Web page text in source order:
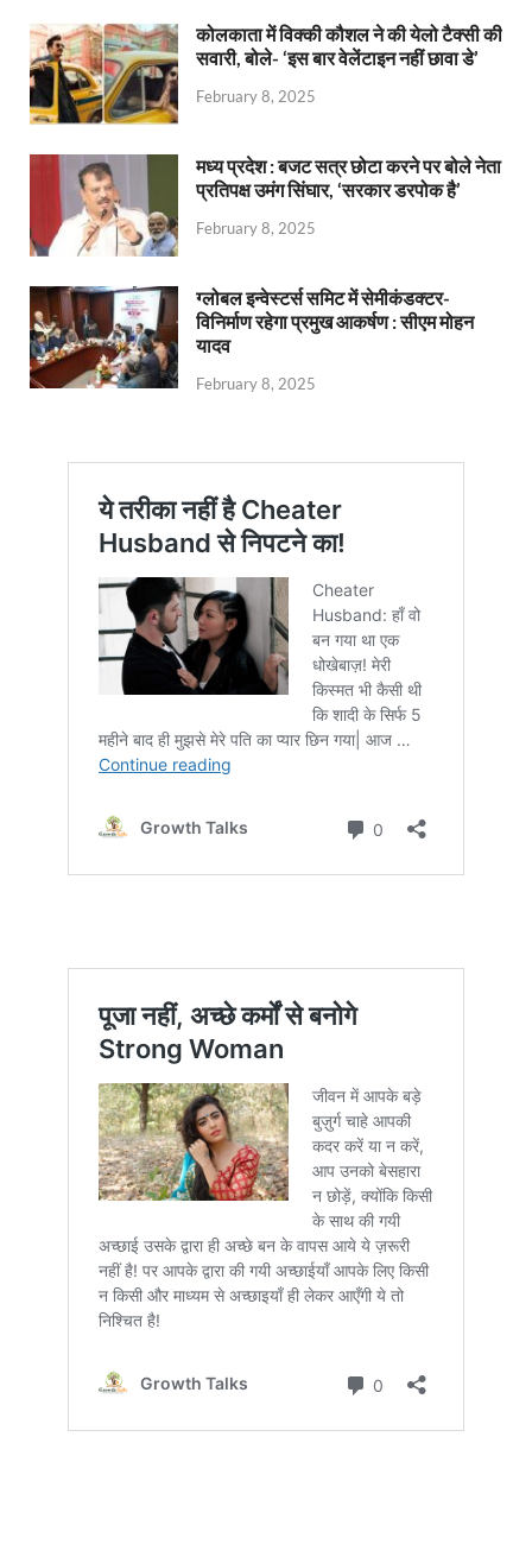
कोलकाता में विक्की कौशल ने की येलो टैक्सी की
सवारी, बोले- ‘इस बार वेलेंटाइन नहीं छावा डे’
February 8, 2025
मध्य प्रदेश : बजट सत्र छोटा करने पर बोले नेता
प्रतिपक्ष उमंग सिंघार, ‘सरकार डरपोक है’
February 8, 2025
ग्लोबल इन्वेस्टर्स समिट में सेमीकंडक्टर-
विनिर्माण रहेगा प्रमुख आकर्षण : सीएम मोहन
यादव
February 8, 2025